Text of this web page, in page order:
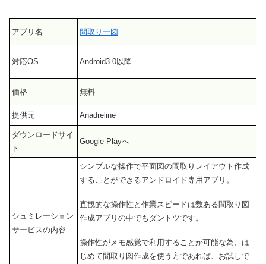
アプリ名 間取り一図
対応OS Android3.0以降
価格 無料
提供元 Anadreline
ダウンロードサイ
ト
Google Playへ
シュミレーション
サービスの内容
シンプルな操作で平面図の間取りレイアウト作成
することができるアンドロイド専用アプリ。
直観的な操作性と作業スピードは数ある間取り図
作成アプリの中でもダントツです。
操作性がメモ感覚で利用することが可能な為、は
じめて間取り図作成を使う方であれば、お試しで